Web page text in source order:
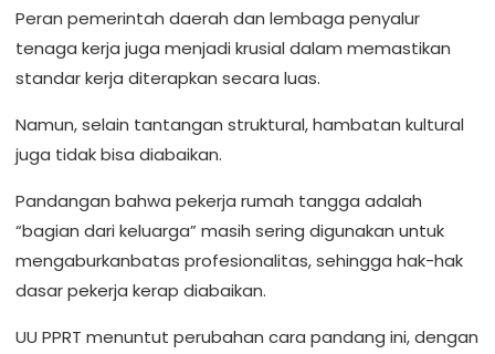
Peran pemerintah daerah dan lembaga penyalur
tenaga kerja juga menjadi krusial dalam memastikan
standar kerja diterapkan secara luas.
Namun, selain tantangan struktural, hambatan kultural
juga tidak bisa diabaikan.
Pandangan bahwa pekerja rumah tangga adalah
“bagian dari keluarga” masih sering digunakan untuk
mengaburkanbatas profesionalitas, sehingga hak-hak
dasar pekerja kerap diabaikan.
UU PPRT menuntut perubahan cara pandang ini, dengan